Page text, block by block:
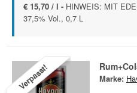
€ 15,70 / l - HINWEIS: MIT
37,5% Vol., 0,7 L
Verpasst! Marke: